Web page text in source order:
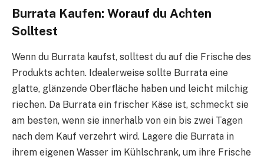
Burrata Kaufen: Worauf du Achten
Solltest
Wenn du Burrata kaufst, solltest du auf die Frische des
Produkts achten. Idealerweise sollte Burrata eine
glatte, glänzende Oberfläche haben und leicht milchig
riechen. Da Burrata ein frischer Käse ist, schmeckt sie
am besten, wenn sie innerhalb von ein bis zwei Tagen
nach dem Kauf verzehrt wird. Lagere die Burrata in
ihrem eigenen Wasser im Kühlschrank, um ihre Frische